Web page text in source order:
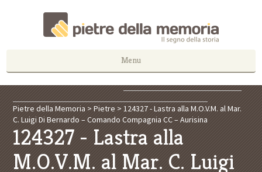
Menu
Pietre della Memoria >Pietre >124327 - Lastra alla M.O.V.M. al Mar.
C. Luigi Di Bernardo – Comando Compagnia CC – Aurisina
124327 - Lastra alla
M.O.V.M. al Mar. C. Luigi